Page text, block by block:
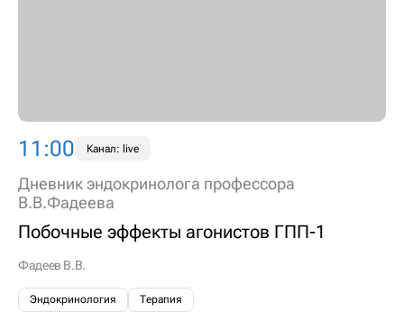
11:00 Канал: live
Дневник эндокринолога профессора
В.В.Фадеева
Побочные эффекты агонистов ГПП-1
Фадеев В.В.
Эндокринология Терапия